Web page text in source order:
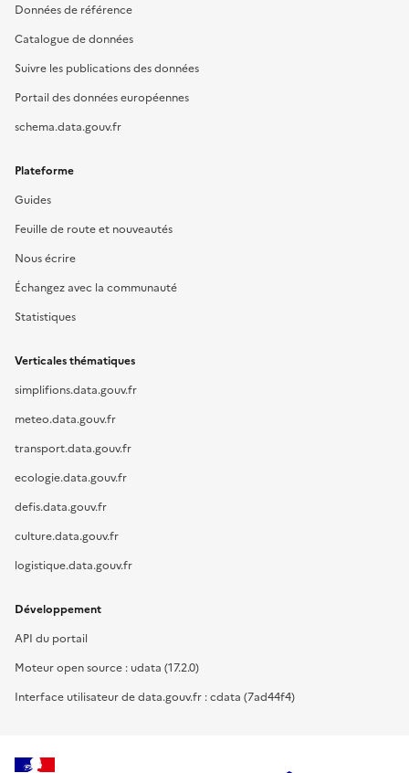
Données de référence
Catalogue de données
Suivre les publications des données
Portail des données européennes
schema.data.gouv.fr
Plateforme
Guides
Feuille de route et nouveautés
Nous écrire
Échangez avec la communauté
Statistiques
Verticales thématiques
simplifions.data.gouv.fr
meteo.data.gouv.fr
transport.data.gouv.fr
ecologie.data.gouv.fr
defis.data.gouv.fr
culture.data.gouv.fr
logistique.data.gouv.fr
Développement
API du portail
Moteur open source : udata (17.2.0)
Interface utilisateur de data.gouv.fr : cdata (7ad44f4)